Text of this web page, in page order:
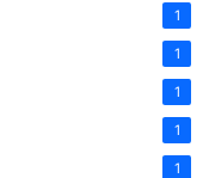
1
1
1
1
1